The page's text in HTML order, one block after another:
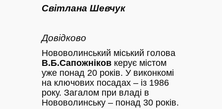
Світлана Шевчук
Довідково
Нововолинський міський голова
В.Б.Сапожніков керує містом
уже понад 20 років. У виконкомі
на ключових посадах – із 1986
року. Загалом при владі в
Нововолинську – понад 30 років.